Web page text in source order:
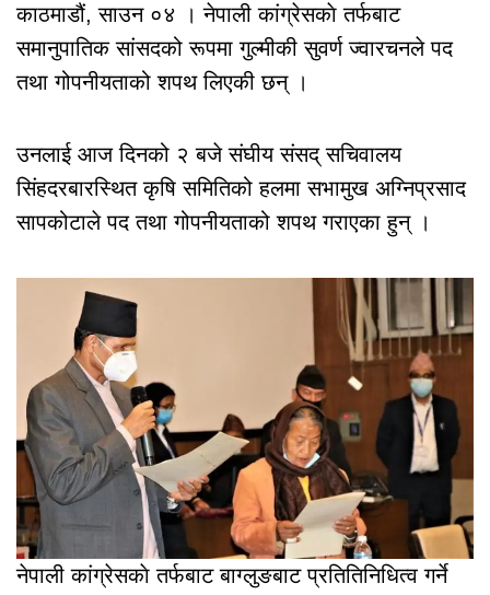
काठमाडौं, साउन ०४ । नेपाली कांग्रेसकाे तर्फबाट
समानुपातिक सांसदको रूपमा गुल्मीकी सुवर्ण ज्वारचनले पद
तथा गोपनीयताको शपथ लिएकी छन् ।
उनलाई आज दिनको २ बजे संघीय संसद् सचिवालय
सिंहदरबारस्थित कृषि समितिको हलमा सभामुख अग्निप्रसाद
सापकोटाले पद तथा गोपनीयताको शपथ गराएका हुन् ।
नेपाली कांग्रेसकाे तर्फबाट बाग्लुङबाट प्रतितिनिधित्व गर्ने